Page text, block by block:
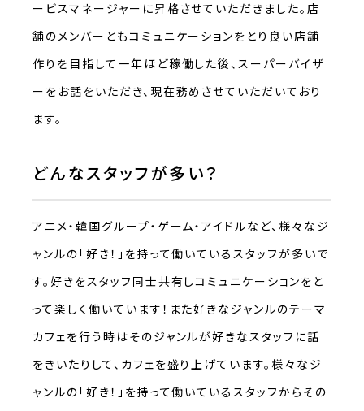
ービスマネージャーに昇格させていただきました。店
舗のメンバーともコミュニケーションをとり良い店舗
作りを目指して一年ほど稼働した後、スーパーバイザ
ーをお話をいただき、現在務めさせていただいており
ます。
どんなスタッフが多い？
アニメ・韓国グループ・ゲーム・アイドルなど、様々なジ
ャンルの「好き！」を持って働いているスタッフが多いで
す。好きをスタッフ同士共有しコミュニケーションをと
って楽しく働いています！また好きなジャンルのテーマ
カフェを行う時はそのジャンルが好きなスタッフに話
をきいたりして、カフェを盛り上げています。様々なジ
ャンルの「好き！」を持って働いているスタッフからその